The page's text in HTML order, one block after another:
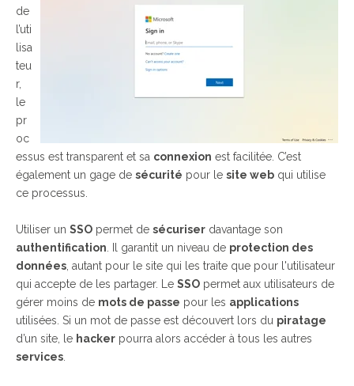
de
l’uti
lisa
teu
r,
le
pr
oc
essus est transparent et sa connexion est facilitée. C’est
également un gage de sécurité pour le site web qui utilise
ce processus.
Utiliser un SSO permet de sécuriser davantage son
authentification . Il garantit un niveau de protection des
données , autant pour le site qui les traite que pour l'utilisateur
qui accepte de les partager. Le SSO permet aux utilisateurs de
gérer moins de mots de passe pour les applications
utilisées. Si un mot de passe est découvert lors du piratage
d’un site, le hacker pourra alors accéder à tous les autres
services